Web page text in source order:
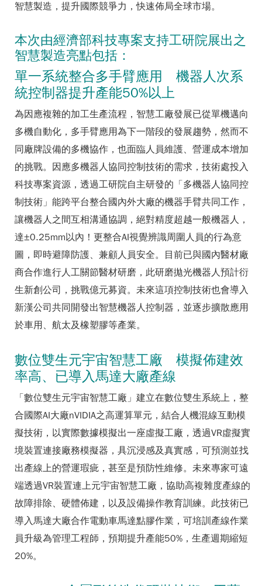
智慧製造，提升國際競爭力，快速佈局全球市場。
本次由經濟部科技專案支持工研院展出之
智慧製造亮點包括：
單一系統整合多手臂應用 機器人次系
統控制器提升產能50%以上
為因應複雜的加工生產流程，智慧工廠發展已從單機邁向
多機自動化，多手臂應用為下一階段的發展趨勢，然而不
同廠牌設備的多機協作，也面臨人員維護、營運成本增加
的挑戰。因應多機器人協同控制技術的需求，技術處投入
科技專案資源，透過工研院自主研發的「多機器人協同控
制技術」能跨平台整合國內外大廠的機器手臂共同工作，
讓機器人之間互相溝通協調，絕對精度超越一般機器人，
達±0.25mm以內！更整合AI視覺辨識周圍人員的行為意
圖，即時避障防護、兼顧人員安全。目前已與國內醫材廠
商合作進行人工關節醫材研磨，此研磨拋光機器人預計衍
生新創公司，挑戰億元募資。未來這項控制技術也會導入
新漢公司共同開發出智慧機器人控制器，並逐步擴散應用
於車用、航太及橡塑膠等產業。
數位雙生元宇宙智慧工廠 模擬佈建效
率高、已導入馬達大廠產線
「數位雙生元宇宙智慧工廠」建立在數位雙生系統上，整
合國際AI大廠nVIDIA之高運算單元，結合人機混線互動模
擬技術，以實際數據模擬出一座虛擬工廠，透過VR虛擬實
境裝置連接廠務模擬器，具沉浸感及真實感，可預測並找
出產線上的營運瑕疵，甚至是預防性維修。未來專家可遠
端透過VR裝置連上元宇宙智慧工廠，協助高複雜度產線的
故障排除、硬體佈建，以及設備操作教育訓練。此技術已
導入馬達大廠合作電動車馬達點膠作業，可培訓產線作業
員升級為管理工程師，預期提升產能50%，生產週期縮短
20%。